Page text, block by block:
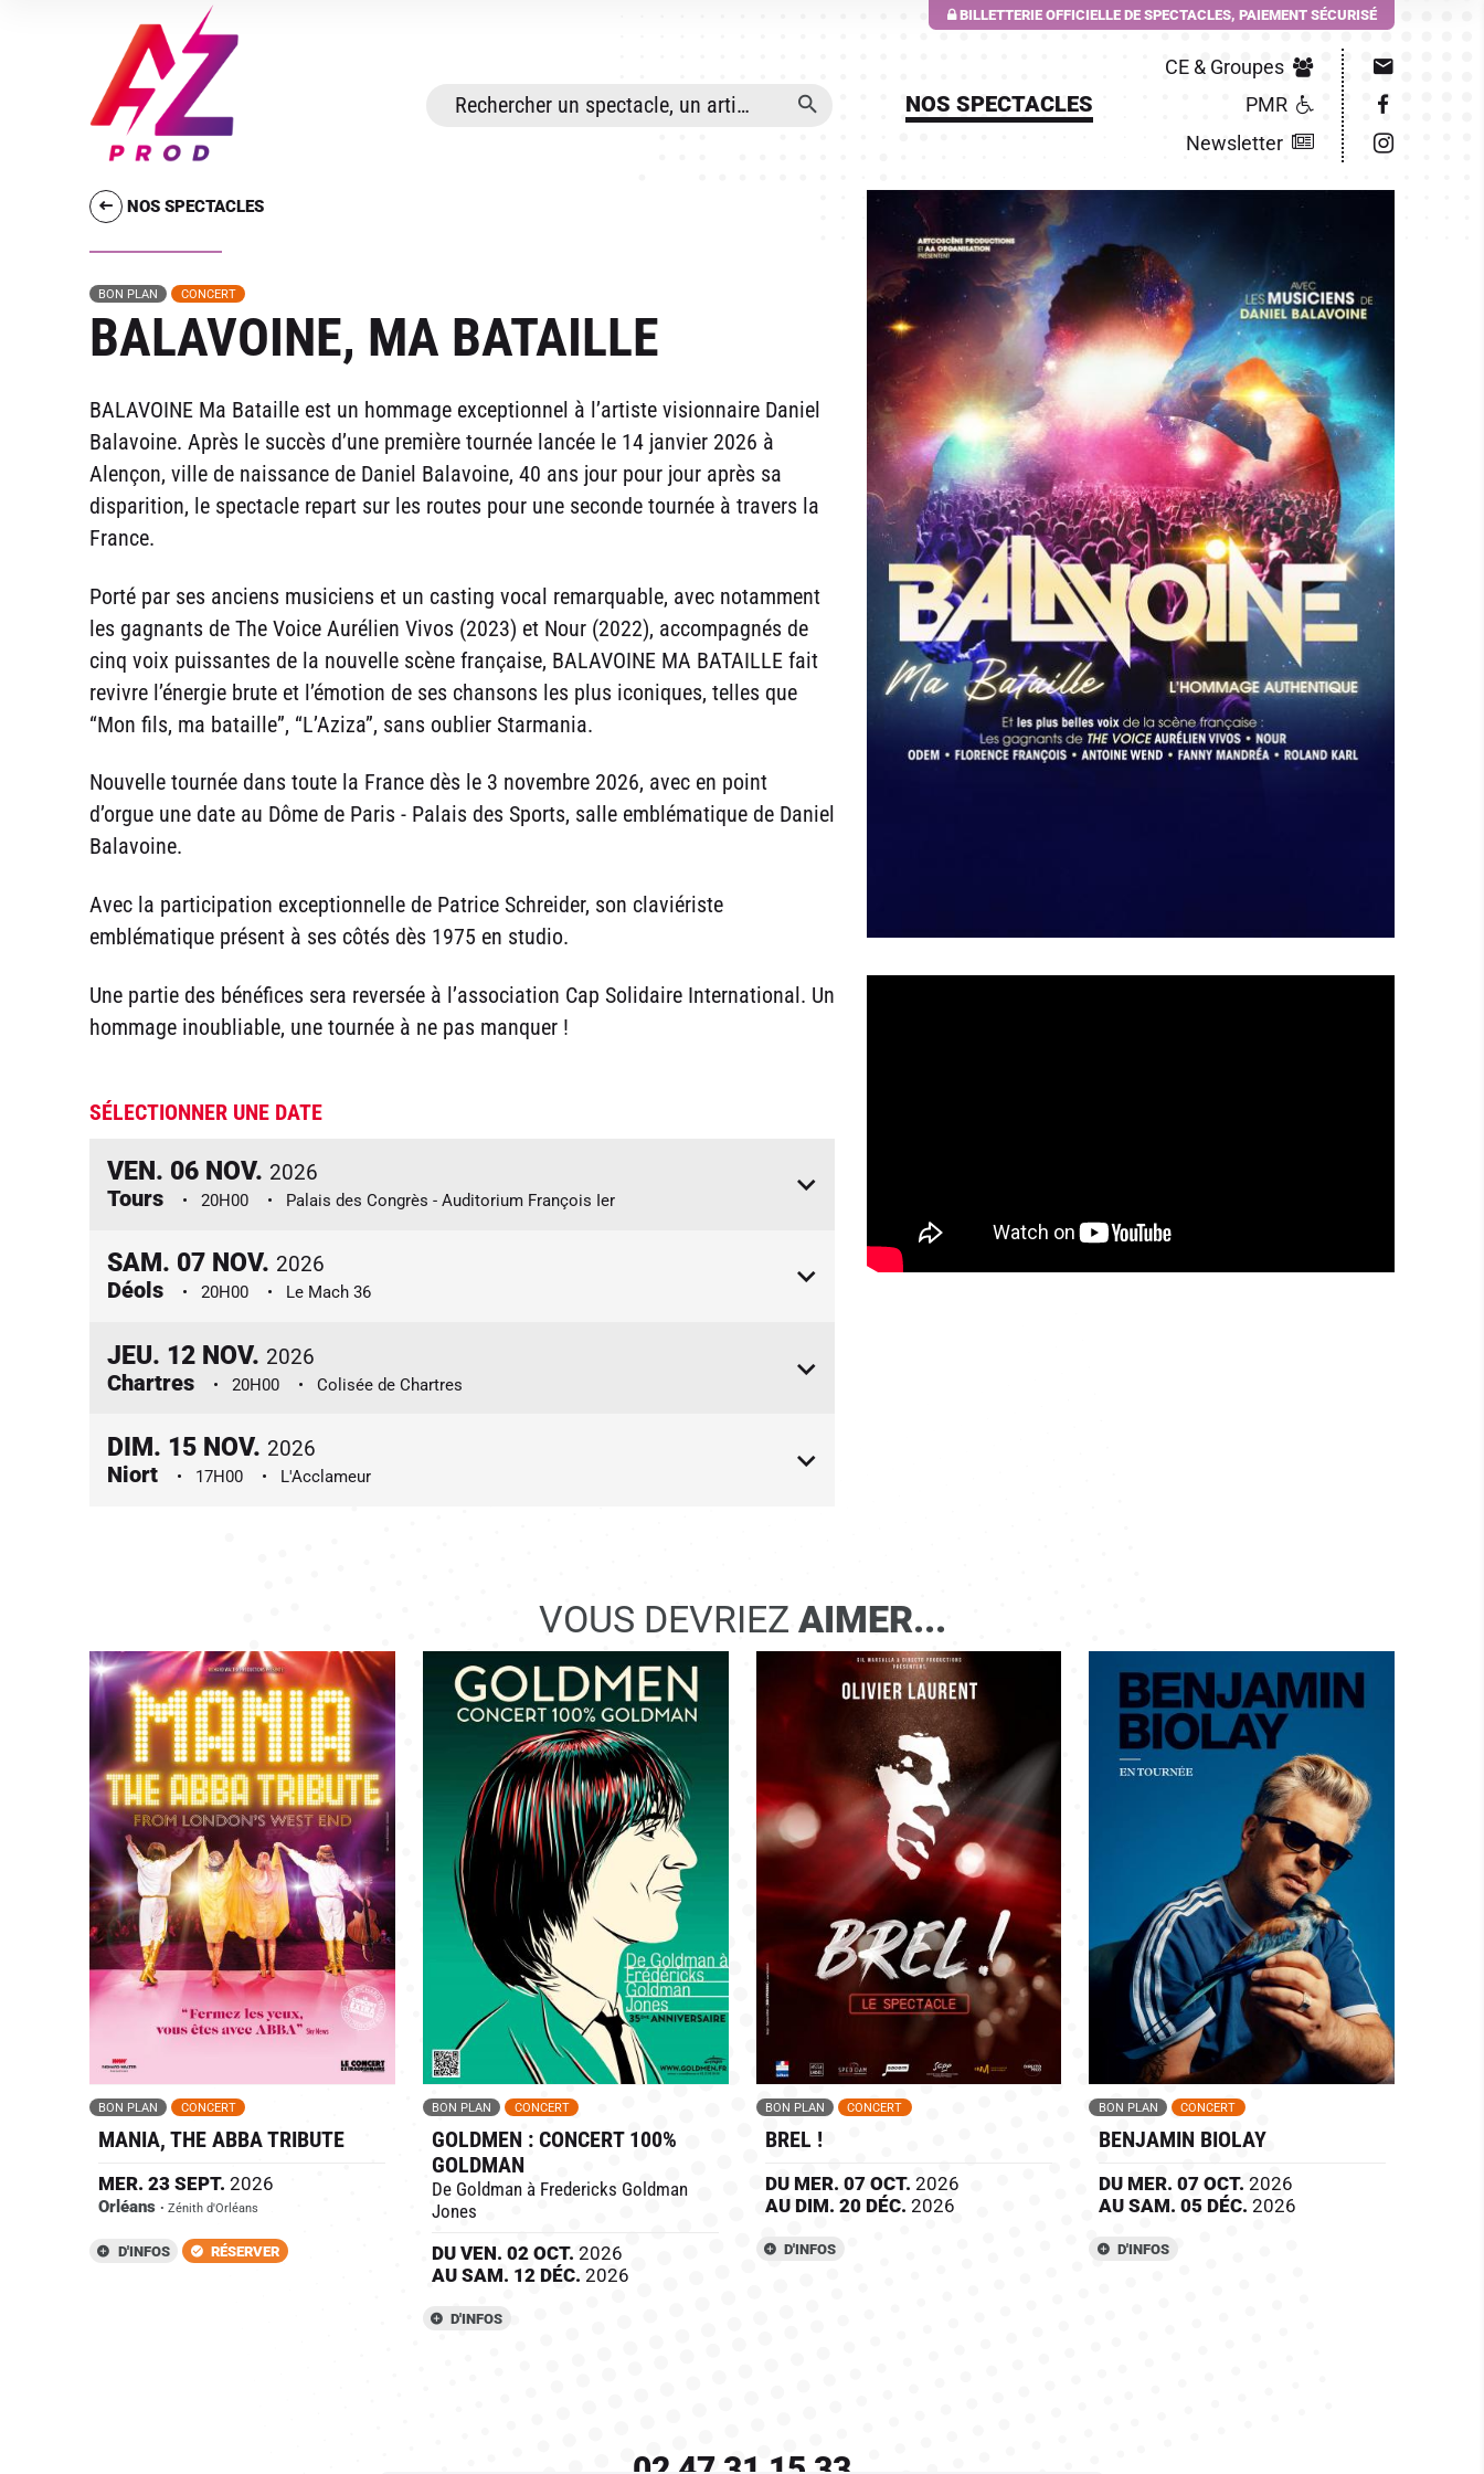
BILLETTERIE OFFICIELLE DE SPECTACLES, PAIEMENT SÉCURISÉ
NOS SPECTACLES
CE & Groupes
PMR
Newsletter
NOS SPECTACLES
BON PLAN CONCERT
BALAVOINE, MA BATAILLE
BALAVOINE Ma Bataille est un hommage exceptionnel à l’artiste visionnaire Daniel
Balavoine. Après le succès d’une première tournée lancée le 14 janvier 2026 à
Alençon, ville de naissance de Daniel Balavoine, 40 ans jour pour jour après sa
disparition, le spectacle repart sur les routes pour une seconde tournée à travers la
France.
Porté par ses anciens musiciens et un casting vocal remarquable, avec notamment
les gagnants de The Voice Aurélien Vivos (2023) et Nour (2022), accompagnés de
cinq voix puissantes de la nouvelle scène française, BALAVOINE MA BATAILLE fait
revivre l’énergie brute et l’émotion de ses chansons les plus iconiques, telles que
“Mon fils, ma bataille”, “L’Aziza”, sans oublier Starmania.
Nouvelle tournée dans toute la France dès le 3 novembre 2026, avec en point
d’orgue une date au Dôme de Paris - Palais des Sports, salle emblématique de Daniel
Balavoine.
Avec la participation exceptionnelle de Patrice Schreider, son claviériste
emblématique présent à ses côtés dès 1975 en studio.
Une partie des bénéfices sera reversée à l’association Cap Solidaire International. Un
hommage inoubliable, une tournée à ne pas manquer !
SÉLECTIONNER UNE DATE
VEN. 06 NOV. 2026
Tours
20H00 Palais des Congrès - Auditorium François Ier
SAM. 07 NOV. 2026
Déols
20H00 Le Mach 36
JEU. 12 NOV. 2026
Chartres
20H00 Colisée de Chartres
DIM. 15 NOV. 2026
Niort
17H00 L'Acclameur
VOUS DEVRIEZ AIMER...
BON PLAN CONCERT
MANIA, THE ABBA TRIBUTE
MER. 23 SEPT. 2026
Orléans • Zénith d'Orléans
D'INFOS RÉSERVER
BON PLAN CONCERT
GOLDMEN : CONCERT 100%
GOLDMAN
De Goldman à Fredericks Goldman
Jones
DU VEN. 02 OCT. 2026
AU SAM. 12 DÉC. 2026
D'INFOS
BON PLAN CONCERT
BREL !
DU MER. 07 OCT. 2026
AU DIM. 20 DÉC. 2026
D'INFOS
BON PLAN CONCERT
BENJAMIN BIOLAY
DU MER. 07 OCT. 2026
AU SAM. 05 DÉC. 2026
D'INFOS